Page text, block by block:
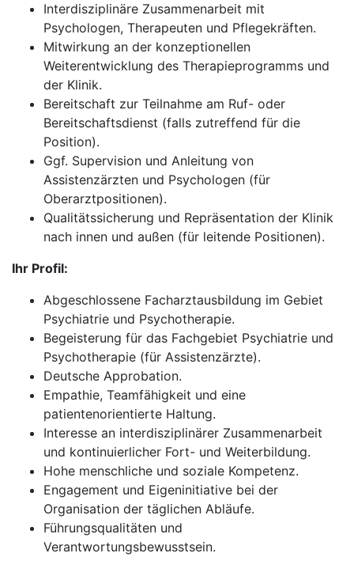
Interdisziplinäre Zusammenarbeit mit
Psychologen, Therapeuten und Pflegekräften.
Mitwirkung an der konzeptionellen
Weiterentwicklung des Therapieprogramms und
der Klinik.
Bereitschaft zur Teilnahme am Ruf- oder
Bereitschaftsdienst (falls zutreffend für die
Position).
Ggf. Supervision und Anleitung von
Assistenzärzten und Psychologen (für
Oberarztpositionen).
Qualitätssicherung und Repräsentation der Klinik
nach innen und außen (für leitende Positionen).
Ihr Profil:
Abgeschlossene Facharztausbildung im Gebiet
Psychiatrie und Psychotherapie.
Begeisterung für das Fachgebiet Psychiatrie und
Psychotherapie (für Assistenzärzte).
Deutsche Approbation.
Empathie, Teamfähigkeit und eine
patientenorientierte Haltung.
Interesse an interdisziplinärer Zusammenarbeit
und kontinuierlicher Fort- und Weiterbildung.
Hohe menschliche und soziale Kompetenz.
Engagement und Eigeninitiative bei der
Organisation der täglichen Abläufe.
Führungsqualitäten und
Verantwortungsbewusstsein.